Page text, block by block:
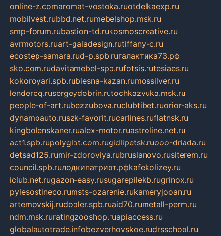
online-z.comaromat-vostoka.ruotdelkaexp.ru
mobilvest.rubbd.net.rumebelshop.msk.ru
smp-forum.rubastion-td.rukosmoscreative.ru
avrmotors.ruart-galadesign.rutiffany-c.ru
ecostep-samara.rud-p.spb.ruгалактика73.рф
sko.com.rudavitamebel-spb.rufotsis.rutesiaes.ru
kokoroyari.spb.rublesna-kazan.rumossilver.ru
lenderoq.rusergeydobrin.rutochkazvuka.msk.ru
people-of-art.rubezzubova.ruclubtibet.ruorior-aks.ru
dynamoauto.ruszk-favorit.rucarlines.ruflatnsk.ru
kingbolenskaner.rualex-motor.ruastroline.net.ru
act1.spb.rupolyglot.com.rugidlipetsk.ruooo-driada.ru
detsad125.rumir-zdoroviya.rubruslanovo.rusiterem.ru
council.spb.ruлодкипатриот.рфkafekolizey.ru
iclub.net.rugazon-easy.rusugarepilekb.rugrinox.ru
pylesostineco.rumsts-ozarenie.rukameryjooan.ru
artemovskij.rudopler.spb.ruaid70.rumetall-perm.ru
ndm.msk.ruratingzooshop.ruapiaccess.ru
globalautotrade.infobezverhovskoe.rudrsschool.ru